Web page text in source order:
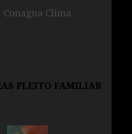
Clima
PLEITO FAMILIAR